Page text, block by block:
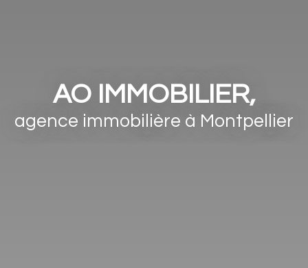
AO IMMOBILIER,
agence immobilière à Montpellier